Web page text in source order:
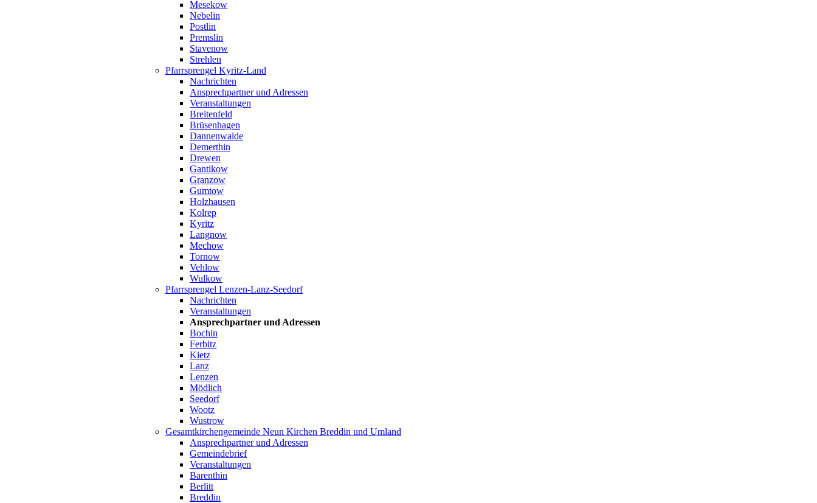
Mesekow
Nebelin
Postlin
Premslin
Stavenow
Strehlen
Pfarrsprengel Kyritz-Land
Nachrichten
Ansprechpartner und Adressen
Veranstaltungen
Breitenfeld
Brüsenhagen
Dannenwalde
Demerthin
Drewen
Gantikow
Granzow
Gumtow
Holzhausen
Kolrep
Kyritz
Langnow
Mechow
Tornow
Vehlow
Wulkow
Pfarrsprengel Lenzen-Lanz-Seedorf
Nachrichten
Veranstaltungen
Ansprechpartner und Adressen
Bochin
Ferbitz
Kietz
Lanz
Lenzen
Mödlich
Seedorf
Wootz
Wustrow
Gesamtkirchengemeinde Neun Kirchen Breddin und Umland
Ansprechpartner und Adressen
Gemeindebrief
Veranstaltungen
Barenthin
Berlitt
Breddin